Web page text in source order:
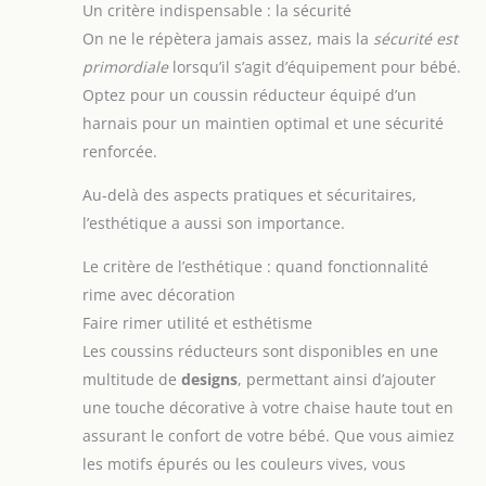
Coussin De Siège pour
aux différents besoins de
votre enfant, elle
convient non seulement
aux poussettes, aux
sièges auto, aux
balançoires, aux tables à
également aux chaises de
salle à manger pour
enfants, où que vous la
se sente à l'aise. [Cadeau
bébé de profiter d'une
chaque sortie. Il peut être
poussette ou un siège
auto, et convient aux
nouveau-nés et aux
enfants. C'est le cadeau
vos proches, et un
couleur noire est résistante aux taches et facile à
nettoyer, lavable en machine en toute simplicité,
pour le bien-être et le confort de vos enfants Large
et le réducteur de siège s'adaptent à la plupart des
balancelles, balançoires, poussettes, sièges pour
enfants et chaises hautes
Un critère indispensable : la sécurité
On ne le répètera jamais assez, mais la sécurité est
primordialelorsqu’il s’agit d’équipement pour bébé.
Optez pour un coussin réducteur équipé d’un
harnais pour un maintien optimal et une sécurité
renforcée.
Au-delà des aspects pratiques et sécuritaires,
l’esthétique a aussi son importance.
Le critère de l’esthétique : quand fonctionnalité
rime avec décoration
Faire rimer utilité et esthétisme
Les coussins réducteurs sont disponibles en une
multitude de designs, permettant ainsi d’ajouter
une touche décorative à votre chaise haute tout en
assurant le confort de votre bébé. Que vous aimiez
les motifs épurés ou les couleurs vives, vous